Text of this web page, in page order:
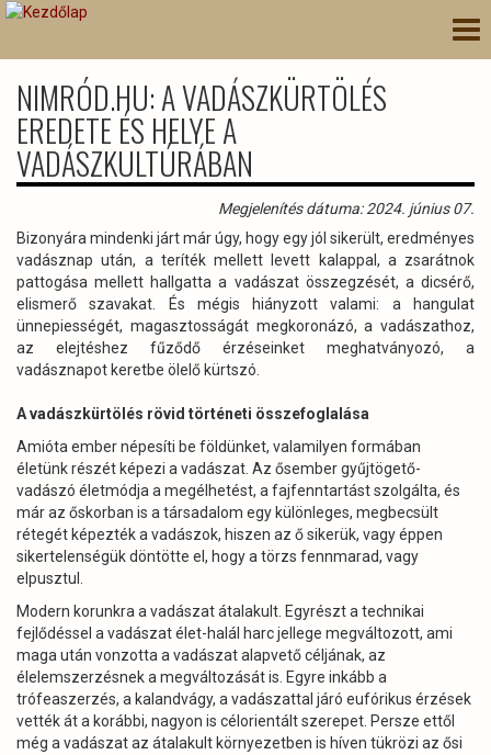
Ugrás
NIMRÓD.HU: A VADÁSZKÜRTÖLÉS
EREDETE ÉS HELYE A
VADÁSZKULTÚRÁBAN
Megjelenítés dátuma: 2024. június 07.
Bizonyára mindenki járt már úgy, hogy egy jól sikerült, eredményes
vadásznap után, a teríték mellett levett kalappal, a zsarátnok
pattogása mellett hallgatta a vadászat összegzését, a dicsérő,
elismerő szavakat. És mégis hiányzott valami: a hangulat
ünnepiességét, magasztosságát megkoronázó, a vadászathoz,
az elejtéshez fűződő érzéseinket meghatványozó, a
vadásznapot keretbe ölelő kürtszó.
A vadászkürtölés rövid történeti összefoglalása
Amióta ember népesíti be földünket, valamilyen formában
életünk részét képezi a vadászat. Az ősember gyűjtögető-
vadászó életmódja a megélhetést, a fajfenntartást szolgálta, és
már az őskorban is a társadalom egy különleges, megbecsült
rétegét képezték a vadászok, hiszen az ő sikerük, vagy éppen
sikertelenségük döntötte el, hogy a törzs fennmarad, vagy
elpusztul.
Modern korunkra a vadászat átalakult. Egyrészt a technikai
fejlődéssel a vadászat élet-halál harc jellege megváltozott, ami
maga után vonzotta a vadászat alapvető céljának, az
élelemszerzésnek a megváltozását is. Egyre inkább a
trófeaszerzés, a kalandvágy, a vadászattal járó eufórikus érzések
vették át a korábbi, nagyon is célorientált szerepet. Persze ettől
még a vadászat az átalakult környezetben is híven tükrözi az ősi